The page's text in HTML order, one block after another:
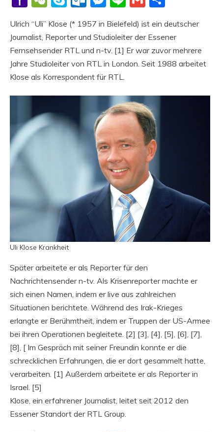
Ulrich “Uli” Klose (* 1957 in Bielefeld) ist ein deutscher
Journalist, Reporter und Studioleiter der Essener
Fernsehsender RTL und n-tv. [1] Er war zuvor mehrere
Jahre Studioleiter von RTL in London. Seit 1988 arbeitet
Klose als Korrespondent für RTL.
Uli Klose Krankheit
Später arbeitete er als Reporter für den
Nachrichtensender n-tv. Als Krisenreporter machte er
sich einen Namen, indem er live aus zahlreichen
Situationen berichtete. Während des Irak-Krieges
erlangte er Berühmtheit, indem er Truppen der US-Armee
bei ihren Operationen begleitete. [2] [3], [4], [5], [6], [7],
[8], [ Im Gespräch mit seiner Freundin konnte er die
schrecklichen Erfahrungen, die er dort gesammelt hatte,
verarbeiten. [1] Außerdem arbeitete er als Reporter in
Israel. [5]
Klose, ein erfahrener Journalist, leitet seit 2012 den
Essener Standort der RTL Group.